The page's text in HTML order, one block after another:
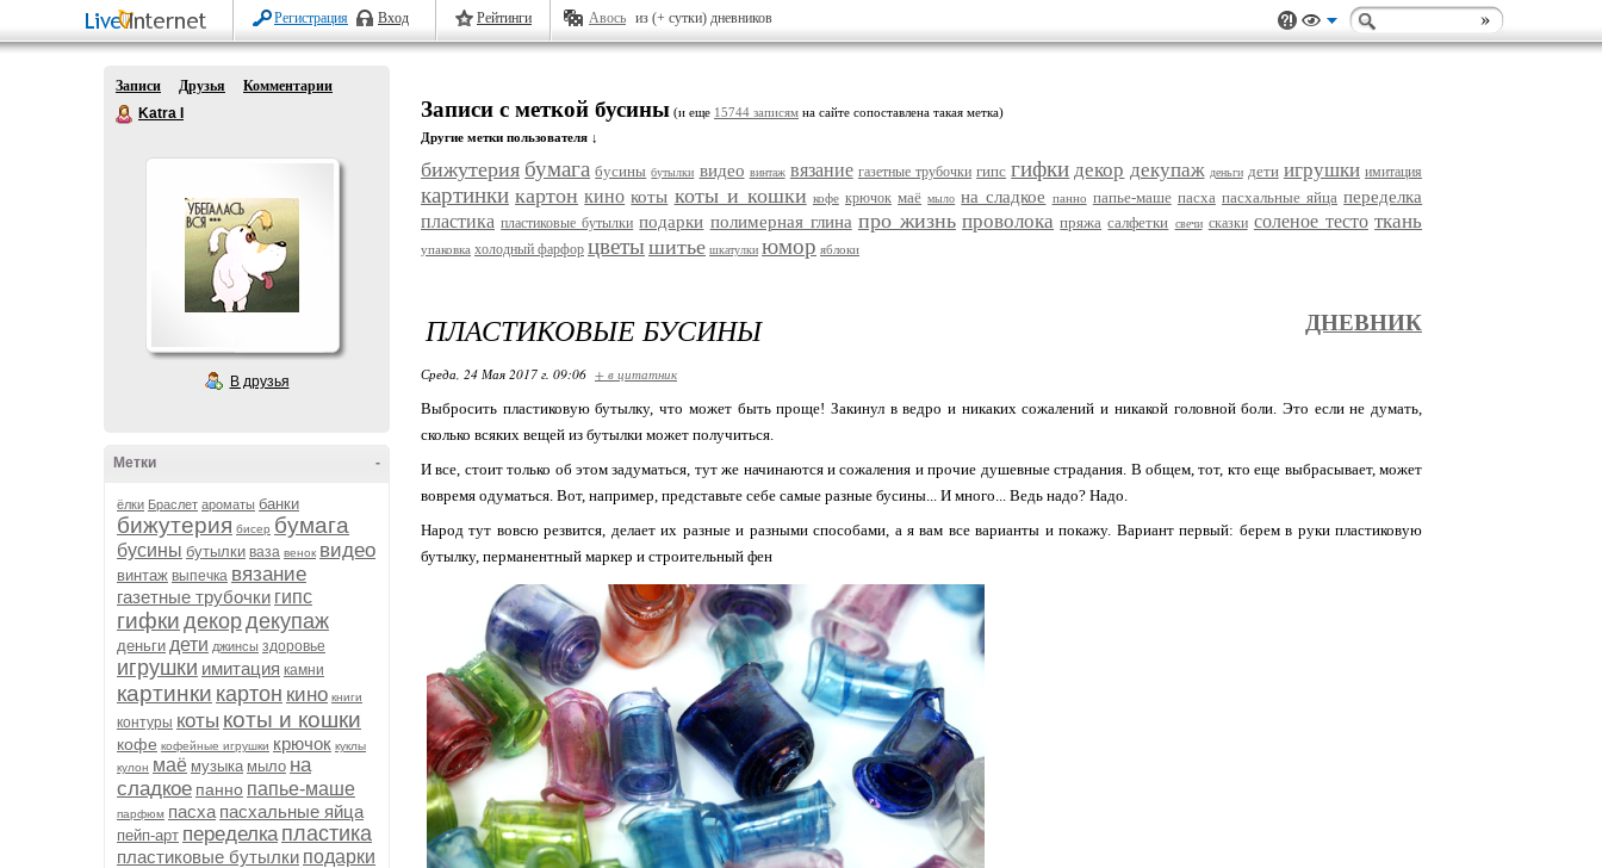
Регистрация Вход Рейтинги Авось из (+ сутки) дневников
Записи Друзья
Комментарии
Katra I
В друзья
-
Метки
ёлки Браслет ароматы банки
бижутерия бисер бумага
бусины бутылки ваза венок видео
винтаж выпечка вязание
газетные трубочки гипс
гифки декордекупаж
деньги дети джинсы здоровье
игрушки имитация камни
картинки картон кино книги
контуры коты коты и кошки
кофе кофейные игрушки крючок куклы
кулон маё музыка мыло на
сладкое панно папье-маше
парфюм пасха пасхальные яйца
пейп-арт переделка пластика
пластиковые бутылки подарки
Записи с меткой бусины (и еще 15744 записям на сайте сопоставлена такая метка)
Другие метки пользователя ↓
бижутерия бумага бусины бутылки видео винтаж вязание газетные трубочки гипс гифки декор декупаж деньги дети игрушки имитация
картинки картон кино коты коты и кошки кофе крючок маё мыло на сладкое панно папье-маше пасха пасхальные яйца переделка
пластика пластиковые бутылки подарки полимерная глина про жизнь проволока пряжа салфетки свечи сказки соленое тесто ткань
упаковка холодный фарфор цветы шитье шкатулки юмор яблоки
ПЛАСТИКОВЫЕ БУСИНЫ ДНЕВНИК
Среда, 24 Мая 2017 г. 09:06 + в цитатник
Выбросить пластиковую бутылку, что может быть проще! Закинул в ведро и никаких сожалений и никакой головной боли. Это если не думать,
сколько всяких вещей из бутылки может получиться.
И все, стоит только об этом задуматься, тут же начинаются и сожаления и прочие душевные страдания. В общем, тот, кто еще выбрасывает, может
вовремя одуматься. Вот, например, представьте себе самые разные бусины... И много... Ведь надо? Надо.
Народ тут вовсю резвится, делает их разные и разными способами, а я вам все варианты и покажу. Вариант первый: берем в руки пластиковую
бутылку, перманентный маркер и строительный фен